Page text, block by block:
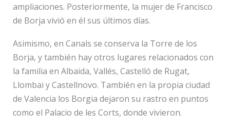
ampliaciones. Posteriormente, la mujer de Francisco
de Borja vivió en él sus últimos días.
Asimismo, en Canals se conserva la Torre de los
Borja, y también hay otros lugares relacionados con
la familia en Albaida, Vallés, Castelló de Rugat,
Llombai y Castellnovo. También en la propia ciudad
de Valencia los Borgia dejaron su rastro en puntos
como el Palacio de les Corts, donde vivieron.